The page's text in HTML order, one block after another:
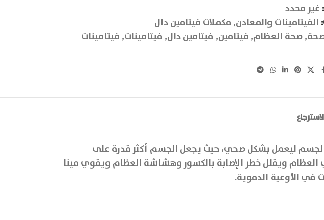
غير محدد
الفيتامينات والمعادن, مكملات فيتامين دال
,صحة العظام, فيتامين, فيتامين دال, فيتامينات, فيتامينات
الجسم ليعمل بشكل صحي، حيث يجعل الجسم أكثر قدرة على
ويقلل خطر الإصابة بالكسور وهشاشة العظام ويقوي مينا
في الأوعية الدموية.